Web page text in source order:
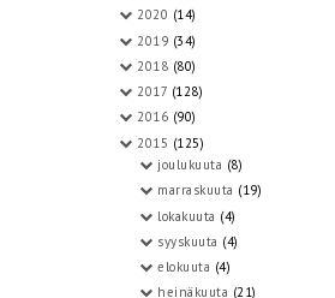
2020 (14)
2019 (34)
2018 (80)
2017 (128)
2016 (90)
2015 (125)
joulukuuta (8)
marraskuuta (19)
lokakuuta (4)
syyskuuta (4)
elokuuta (4)
heinäkuuta (21)